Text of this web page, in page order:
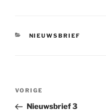
CATEGORIEËN
NIEUWSBRIEF
Bericht
Vorig
bericht
VORIGE
Nieuwsbrief 3